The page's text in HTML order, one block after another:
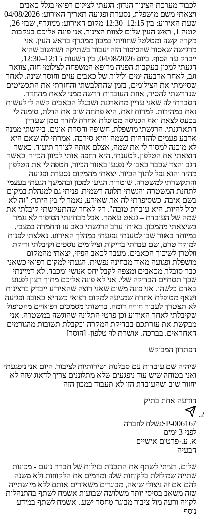
לכבוד מערכת הצינור הנדון: הגעתי לצילום רפואי בגלל כאבים –
ויצאתי משם מושפלת, נסערת ופגועה תאריך האירוע: 04/08/2026
שעת האירוע: בין 12:15–12:30 מקום האירוע: ממוגרף, שבזי 26,
קומה 1, ראש העין שלום לצוות הצינור, אני פונה אליכם בעקבות
מקרה קשה ומטלטל שחוויתי במכון ממוגרף בראש העין. אני
מרגישה שאסור שהסיפור הזה יעבור בשתיקה ושחשוב שהוא
ייבדק עד הסוף. ביום 04/08/2026, בין השעות 12:15–12:30,
הגעתי למכון בעקבות הפניה מרופא המשפחה לצילומי חזה, צוואר
וגב, לאחר ארבעה ימים ולילות של כאבים עזים וחוסר שינה. לאחר
שסיימתי את הצילומים, בזמן שהתלבשתי והחזרתי את התכשיטים
שנדרשתי להסיר, אחת העובדות דרשה ממני לצאת מהחדר.
הסברתי לה שאני עדיין מתארגנת ושבגלל הכאבים קשה לי לעשות
זאת במהירות. למרות זאת, היא פתחה שוב את הדלת, סימנה לי
בכעס לצאת ואף הכניסה מטופלת אחרת לחדר בזמן שעדיין
התארגנתי. הרגשתי מושפלת, חשופה וחסרת אונים. ביקשתי ממנה
ארבע פעמים להזדהות בשמה והיא סירבה. אמרתי לה שאם היא
לא מוכנה למסור לי את שמה, אצלם אותה לצורך תיעוד. כאשר
הוצאתי את הטלפון, לטענתי, היא דחפה אותי לכיוון הכיור, כאשר
הגב והצד שכבר כאבו לי נפגעו באזור הכיור, חטפה לי את הטלפון
מהיד והוא נפל לתוך הכיור. יצאתי מהמקום נסערת ופגועה
והתקשרתי למשטרה. שוטרות הגיעו למכון ובהמשך הגעתי בעצמי
לתחנת המשטרה והגשתי תלונה רשמית. פניתי גם למנהלת במקום
בשם איבה. כשסיפרתי לה את שאירע, נאמר לי בין היתר: "זה לא
יכול להיות, היא עובדת טובה". רק לאחר שהתעקשתי קיבלתי את
שמה של העובדת – גנאט עאמר. אבל מבחינתי הסיפור לא נגמר
כשיצאתי מהמכון. באותו ערב הרגשתי כאב עז והחמרה במצבי,
במיוחד באזור שבו לטענתי נפגעתי במהלך האירוע. נאלצתי לפנות
למוקד טרם, שם עברתי בדיקות וצילומים נוספים וקיבלתי זריקת
וולטרן לשיכוך הכאבים. מעבר לכאב הפיזי, יצאתי מהמקום
מושפלת ופגועה מאוד מבחינה נפשית. הגעתי למקום רפואי כשאני
כבר סובלת מכאבים ומצפה לקבל יחס אנושי ומכבד. לא דמיינתי
שכך תסתיים הבדיקה שלי. אני לא פונה אליכם מתוך רצון לפגוע
באדם כלשהו. אני פונה משום שאני רוצה שהאירוע ייבדק ברצינות
ושאף מטופלת אחרת שמגיעה למקום רפואי כשהיא כאובה ופגיעה
לא תצטרך לעבור חוויה דומה. ברשותי מסמכים רפואיים מהטיפול
שקיבלתי לאחר האירוע וכן פרטי התלונה שהוגשה במשטרה. אני
מבקשת את עזרתכם בבדיקת המקרה ובקבלת תשובות מהגורמים
האחראים. בברכה, אושרת לוי טלפון- [הוסר]
הפתרון המבוקש
שיהיה שם עובדות עם סבלנות ושירותיות לציבור. היום אני ניפגעתי
ואני בטוחה שיש עוד ניפגעים שלא מתלוננים צריך לדאוג שזה לא
יחזור שוב ושהעובדת הזו לא תעבוד במכון הזה
הודעה אחת בתיק
SP-006167נשלח לחברה
לפני 3 ימים
א. ע.·פרטים אישיים
הבעיה
שלום, רציתי לשתף את התכנית בזילות של חברת נועם - מכונות
שתייה שמזלזלת בלקוחות שלה ומרמים את הלקוחות ולא משנה
להם אם זה ניצולי שואה, מבוגרים משאירים אותם ללא מי שתייה
שזה משאב בסיסי יותר משלושה שבועות אשמח לשתף בהתנהלות
לקויה ורעה מול ציבור מבוגר טחסר ישע.. אשמח לשתף במידע
נוסף